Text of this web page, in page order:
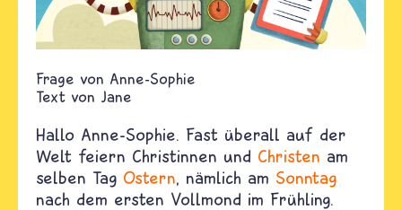
Anne-Sophie
Text von Jane
Hallo Anne-Sophie. Fast überall auf der
Welt feiern Christinnen und Christen am
selben Tag Ostern, nämlich am Sonntag
nach dem ersten Vollmond im Frühling.